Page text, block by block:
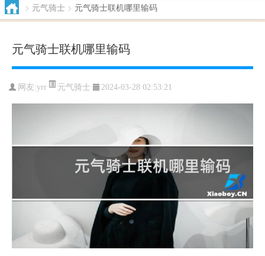
> 元气骑士 > 元气骑士联机哪里输码
元气骑士联机哪里输码
网友:yrr 元气骑士 2024-03-28 02:53:21